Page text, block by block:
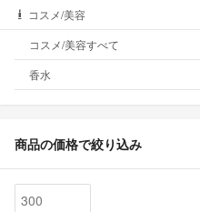
コスメ/美容
コスメ/美容すべて
香水
商品の価格で絞り込み